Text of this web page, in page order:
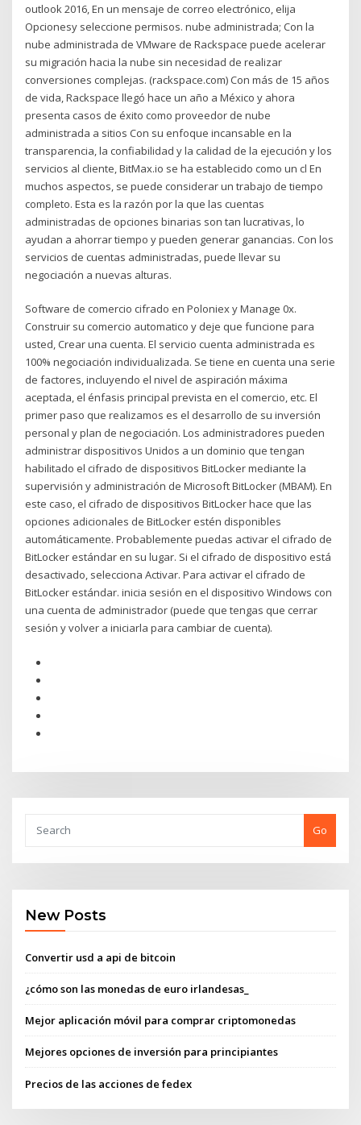
outlook 2016, En un mensaje de correo electrónico, elija
Opcionesy seleccione permisos. nube administrada; Con la
nube administrada de VMware de Rackspace puede acelerar
su migración hacia la nube sin necesidad de realizar
conversiones complejas. (rackspace.com) Con más de 15 años
de vida, Rackspace llegó hace un año a México y ahora
presenta casos de éxito como proveedor de nube
administrada a sitios Con su enfoque incansable en la
transparencia, la confiabilidad y la calidad de la ejecución y los
servicios al cliente, BitMax.io se ha establecido como un cl En
muchos aspectos, se puede considerar un trabajo de tiempo
completo. Esta es la razón por la que las cuentas
administradas de opciones binarias son tan lucrativas, lo
ayudan a ahorrar tiempo y pueden generar ganancias. Con los
servicios de cuentas administradas, puede llevar su
negociación a nuevas alturas.
Software de comercio cifrado en Poloniex y Manage 0x.
Construir su comercio automatico y deje que funcione para
usted, Crear una cuenta. El servicio cuenta administrada es
100% negociación individualizada. Se tiene en cuenta una serie
de factores, incluyendo el nivel de aspiración máxima
aceptada, el énfasis principal prevista en el comercio, etc. El
primer paso que realizamos es el desarrollo de su inversión
personal y plan de negociación. Los administradores pueden
administrar dispositivos Unidos a un dominio que tengan
habilitado el cifrado de dispositivos BitLocker mediante la
supervisión y administración de Microsoft BitLocker (MBAM). En
este caso, el cifrado de dispositivos BitLocker hace que las
opciones adicionales de BitLocker estén disponibles
automáticamente. Probablemente puedas activar el cifrado de
BitLocker estándar en su lugar. Si el cifrado de dispositivo está
desactivado, selecciona Activar. Para activar el cifrado de
BitLocker estándar. inicia sesión en el dispositivo Windows con
una cuenta de administrador (puede que tengas que cerrar
sesión y volver a iniciarla para cambiar de cuenta).
Go
New Posts
Convertir usd a api de bitcoin
¿cómo son las monedas de euro irlandesas_
Mejor aplicación móvil para comprar criptomonedas
Mejores opciones de inversión para principiantes
Precios de las acciones de fedex